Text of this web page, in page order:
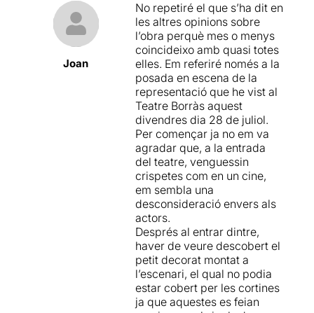
piel. De realidad,
desengañémonos, sólo hay
una, pero el dibujo que
hacemos varía según la
posición desde donde la
miramos y toma la forma de
la traza que con el lápiz (o la
palabra) tenemos. El
espectáculo, se mire como
se mire, sobresale. Os lo
digo de verdad (la mía,
claro).
Joan
No repetiré el que s’ha dit en
les altres opinions sobre
l’obra perquè mes o menys
coincideixo amb quasi totes
elles. Em referiré només a la
posada en escena de la
representació que he vist al
Teatre Borràs aquest
divendres dia 28 de juliol.
Per començar ja no em va
agradar que, a la entrada
del teatre, venguessin
crispetes com en un cine,
em sembla una
desconsideració envers als
actors.
Després al entrar dintre,
haver de veure descobert el
petit decorat montat a
l’escenari, el qual no podia
estar cobert per les cortines
ja que aquestes es feian